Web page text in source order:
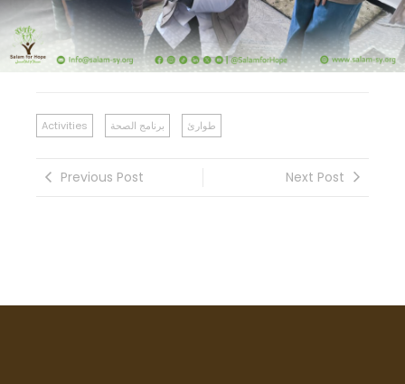
Activities برنامج الصحة طوارئ
Previous Post Next Post